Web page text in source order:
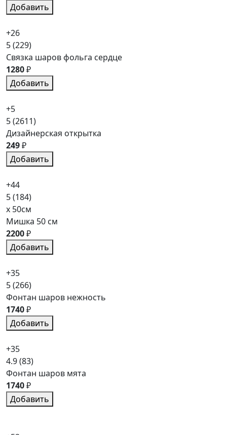
Добавить
+26
5(229)
Связка шаров фольга сердце
1280₽
Добавить
+5
5(2611)
Дизайнерская открытка
249₽
Добавить
+44
5(184)
x 50см
Мишка 50 см
2200₽
Добавить
+35
5(266)
Фонтан шаров нежность
1740₽
Добавить
+35
4.9(83)
Фонтан шаров мята
1740₽
Добавить